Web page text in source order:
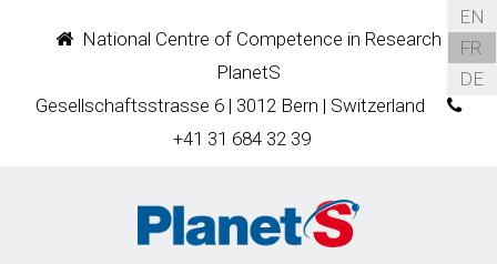
National Centre of Competence in Research
PlanetS
Gesellschaftsstrasse 6 | 3012 Bern | Switzerland
+41 31 684 32 39
EN
FR
DE